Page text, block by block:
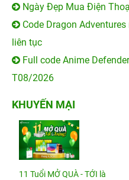
Ngày Đẹp Mua Điện
Code Dragon
liên tục
Full code Anime
T08/2026
KHUYẾN MẠI
11 Tuổi MỞ QUÀ - TỚI là